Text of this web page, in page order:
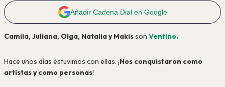
Añadir Cadena Dial en Google
Camila, Juliana, Olga, Natalia y Makisson Ventino.
Hace unos días estuvimos con ellas. ¡Nos conquistaron como
artistas y como personas!